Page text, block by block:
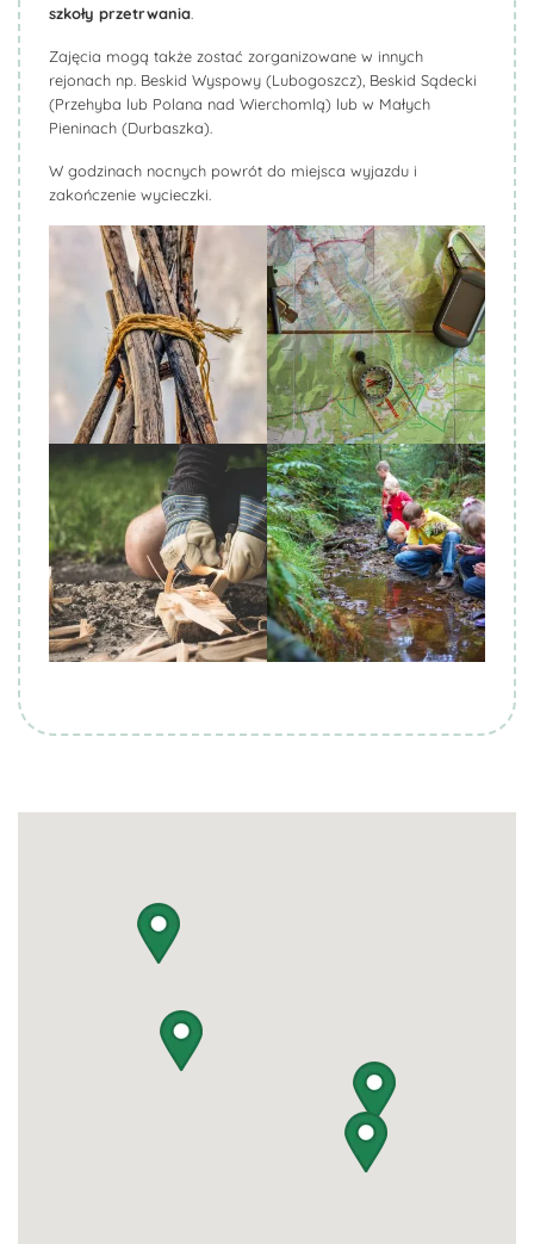
szkoły przetrwania
Zajęcia mogą także zostać zorganizowane w innych
rejonach np. Beskid Wyspowy (Lubogoszcz), Beskid Sądecki
(Przehyba lub Polana nad Wierchomlą) lub w Małych
Pieninach (Durbaszka).
W godzinach nocnych powrót do miejsca wyjazdu i
zakończenie wycieczki.
Biuro Podróży KROCZEK Biuro Podróży KROCZEK
Biuro Podróży KROCZEK Biuro Podróży KROCZEK